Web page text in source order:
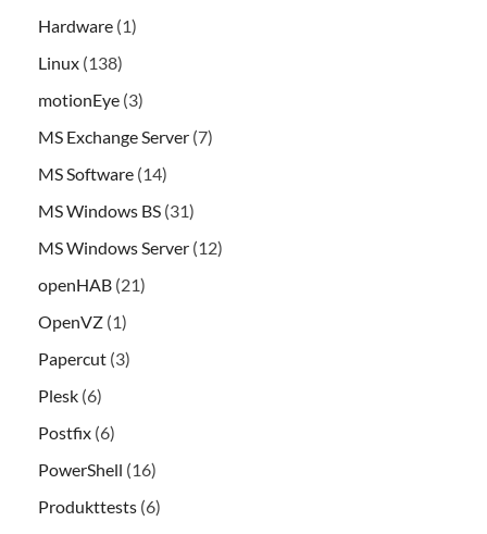
Hardware (1)
Linux (138)
motionEye (3)
MS Exchange Server (7)
MS Software (14)
MS Windows BS (31)
MS Windows Server (12)
openHAB (21)
OpenVZ (1)
Papercut (3)
Plesk (6)
Postfix (6)
PowerShell (16)
Produkttests (6)